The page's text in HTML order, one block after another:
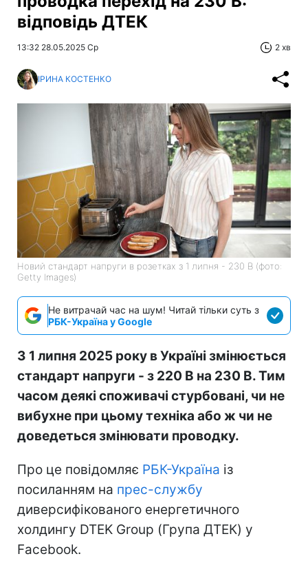
відповідь ДТЕК
13:32 28.05.2025 Ср 2 хв
ІРИНА КОСТЕНКО
Новий стандарт напруги в розетках з 1 липня - 230 В (фото:
Getty Images)
Не витрачай час на шум! Читай тільки суть з
РБК-Україна у Google
З 1 липня 2025 року в Україні змінюється
стандарт напруги - з 220 В на 230 В. Тим
часом деякі споживачі стурбовані, чи не
вибухне при цьому техніка або ж чи не
доведеться змінювати проводку.
Про це повідомляє РБК-Україна із
посиланням на прес-службу
диверсифікованого енергетичного
холдингу DTEK Group (Група ДТЕК) у
Facebook.